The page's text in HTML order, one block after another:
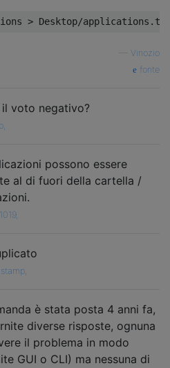
Vinozio
fonte
il voto negativo?
possono essere
al di fuori della cartella /
è stata posta 4 anni fa,
diverse risposte, ognuna
il problema in modo
GUI o CLI) ma nessuna di